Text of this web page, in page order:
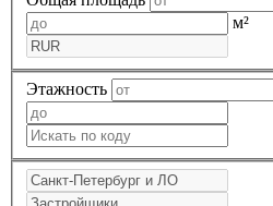
м²
Этажность